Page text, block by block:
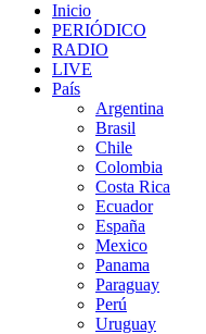
Inicio
PERIÓDICO
RADIO
LIVE
País
Argentina
Brasil
Chile
Colombia
Costa Rica
Ecuador
España
Mexico
Panama
Paraguay
Perú
Uruguay